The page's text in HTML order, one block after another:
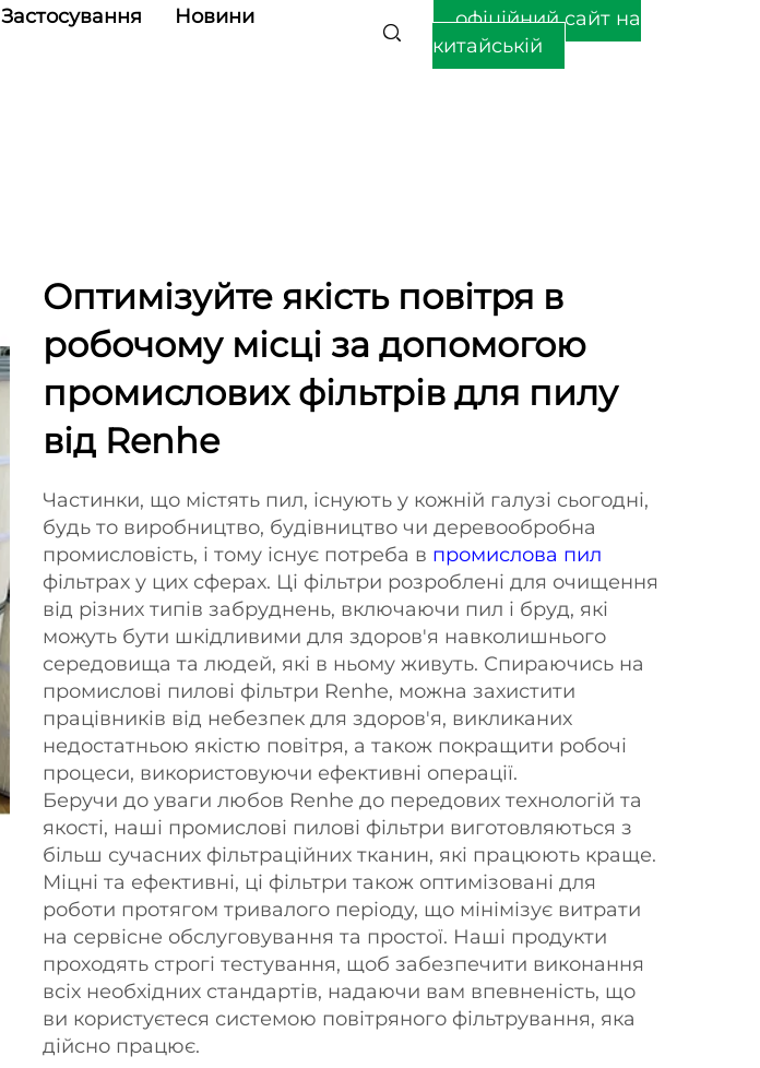
Застосування
Новини
офіційний сайт на
китайській
Оптимізуйте якість повітря в
робочому місці за допомогою
промислових фільтрів для пилу
від Renhe
Частинки, що містять пил, існують у кожній галузі сьогодні,
будь то виробництво, будівництво чи деревообробна
промисловість, і тому існує потреба в промислова пил
фільтрах у цих сферах. Ці фільтри розроблені для очищення
від різних типів забруднень, включаючи пил і бруд, які
можуть бути шкідливими для здоров'я навколишнього
середовища та людей, які в ньому живуть. Спираючись на
промислові пилові фільтри Renhe, можна захистити
працівників від небезпек для здоров'я, викликаних
недостатньою якістю повітря, а також покращити робочі
процеси, використовуючи ефективні операції.
Беручи до уваги любов Renhe до передових технологій та
якості, наші промислові пилові фільтри виготовляються з
більш сучасних фільтраційних тканин, які працюють краще.
Міцні та ефективні, ці фільтри також оптимізовані для
роботи протягом тривалого періоду, що мінімізує витрати
на сервісне обслуговування та простої. Наші продукти
проходять строгі тестування, щоб забезпечити виконання
всіх необхідних стандартів, надаючи вам впевненість, що
ви користуєтеся системою повітряного фільтрування, яка
дійсно працює.